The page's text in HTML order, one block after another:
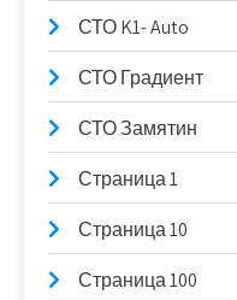
СТО K1- Auto
СТО Градиент
СТО Замятин
Страница 1
Страница 10
Страница 100